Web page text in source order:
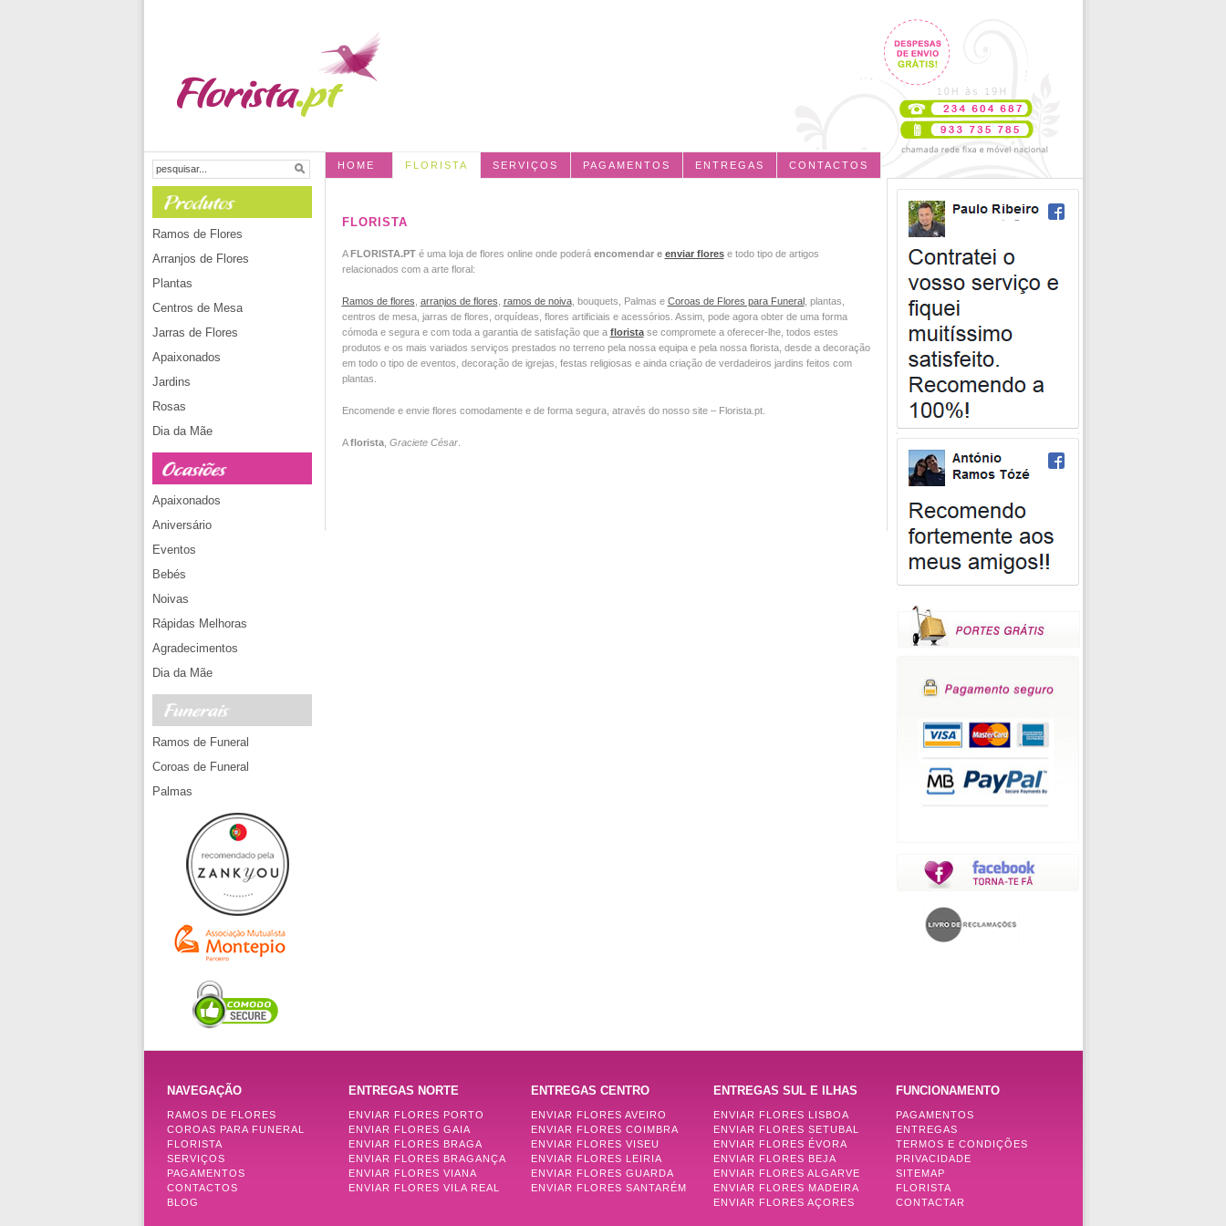
HOME FLORISTA SERVIÇOS PAGAMENTOS ENTREGAS CONTACTOS
FLORISTA
AFLORISTA.PTé uma loja de flores online onde poderá encomendar e enviar florese todo tipo de artigos
relacionados com a arte floral:
Ramos de flores arranjos de flores ramos de noiva, bouquets, Palmas e Coroas de Flores para Funeral, plantas,
centros de mesa, jarras de flores, orquídeas, flores artificiais e acessórios. Assim, pode agora obter de uma forma
cómoda e segura e com toda a garantia de satisfação que a floristase compromete a oferecer-lhe, todos estes
produtos e os mais variados serviços prestados no terreno pela nossa equipa e pela nossa florista, desde a decoração
em todo o tipo de eventos, decoração de igrejas, festas religiosas e ainda criação de verdadeiros jardins feitos com
plantas.
Encomende e envie flores comodamente e de forma segura, através do nosso site – Florista.pt.
Aflorista, Graciete César.
Ramos de Flores
Arranjos de Flores
Plantas
Centros de Mesa
Jarras de Flores
Apaixonados
Jardins
Rosas
Dia da Mãe
Apaixonados
Aniversário
Eventos
Bebés
Noivas
Rápidas Melhoras
Agradecimentos
Dia da Mãe
Ramos de Funeral
Coroas de Funeral
Palmas
NAVEGAÇÃO
RAMOS DE FLORES
COROAS PARA FUNERAL
FLORISTA
SERVIÇOS
PAGAMENTOS
CONTACTOS
BLOG
ENTREGAS NORTE
ENVIAR FLORES PORTO
ENVIAR FLORES GAIA
ENVIAR FLORES BRAGA
ENVIAR FLORES BRAGANÇA
ENVIAR FLORES VIANA
ENVIAR FLORES VILA REAL
ENTREGAS CENTRO
ENVIAR FLORES AVEIRO
ENVIAR FLORES COIMBRA
ENVIAR FLORES VISEU
ENVIAR FLORES LEIRIA
ENVIAR FLORES GUARDA
ENVIAR FLORES SANTARÉM
ENTREGAS SUL E ILHAS
ENVIAR FLORES LISBOA
ENVIAR FLORES SETUBAL
ENVIAR FLORES ÉVORA
ENVIAR FLORES BEJA
ENVIAR FLORES ALGARVE
ENVIAR FLORES MADEIRA
ENVIAR FLORES AÇORES
FUNCIONAMENTO
PAGAMENTOS
ENTREGAS
TERMOS E CONDIÇÕES
PRIVACIDADE
SITEMAP
FLORISTA
CONTACTAR